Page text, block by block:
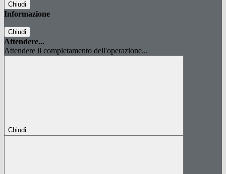
Chiudi
Informazione
Chiudi
Attendere...
Attendere il completamento dell'operazione...
Chiudi